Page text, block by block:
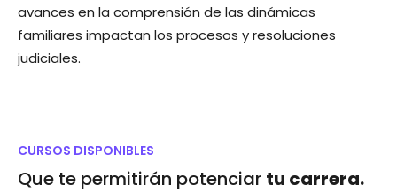
avances en la comprensión de las dinámicas
familiares impactan los procesos y resoluciones
judiciales.
CURSOS DISPONIBLES
Que te permitirán potenciar tu carrera.